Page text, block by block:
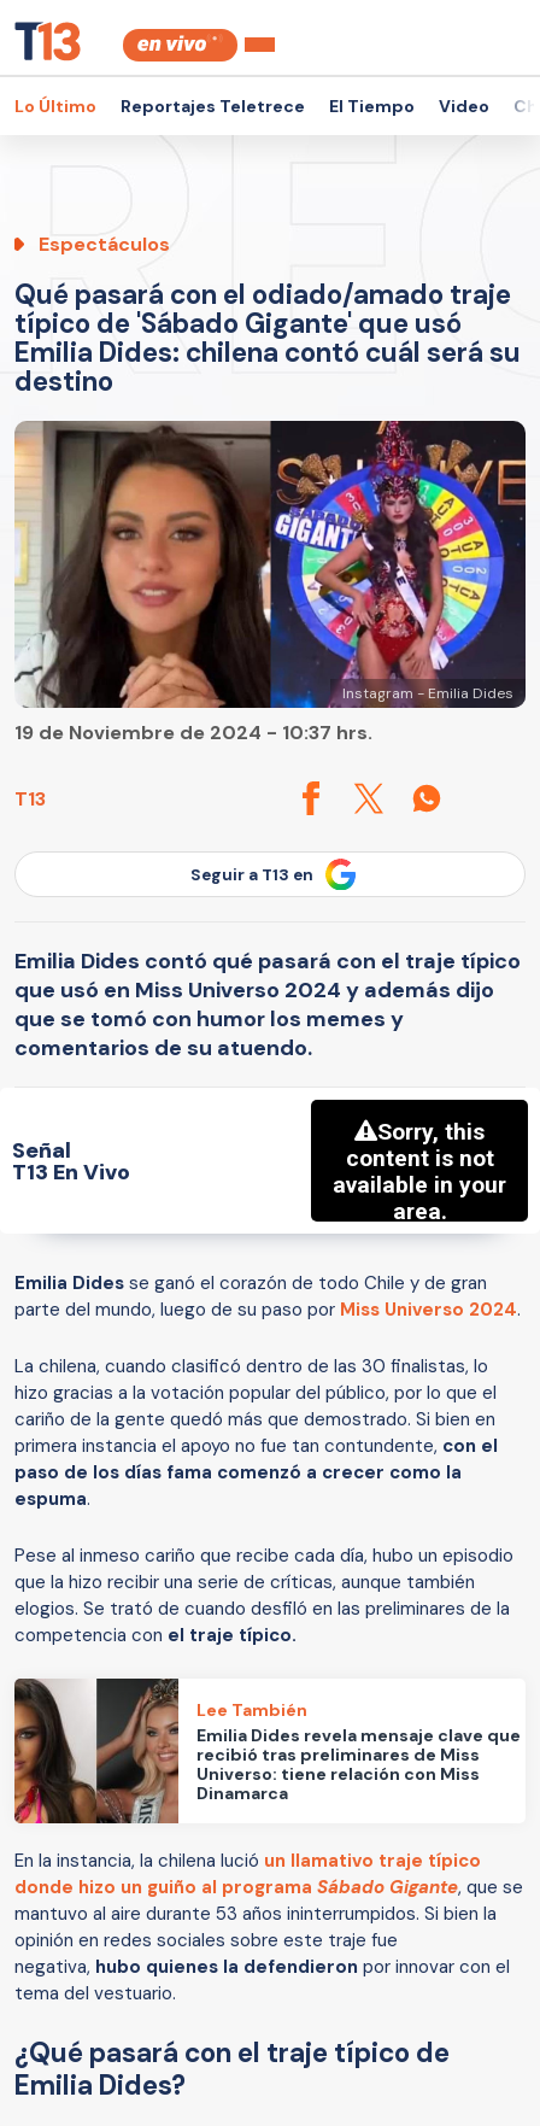
Lo Último Reportajes Teletrece El Tiempo Video
Espectáculos
Qué pasará con el odiado/amado traje
típico de 'Sábado Gigante' que usó
Emilia Dides: chilena contó cuál será su
destino
Instagram - Emilia Dides
T13
19 de Noviembre de 2024 - 10:37 hrs.
Seguir a T13 en
Emilia Dides contó qué pasará con el traje típico
que usó en Miss Universo 2024 y además dijo
que se tomó con humor los memes y
comentarios de su atuendo.
Señal
T13 En Vivo
Emilia Dides se ganó el corazón de todo Chile y de gran
parte del mundo, luego de su paso por Miss Universo 2024.
La chilena, cuando clasificó dentro de las 30 finalistas, lo
hizo gracias a la votación popular del público, por lo que el
cariño de la gente quedó más que demostrado. Si bien en
primera instancia el apoyo no fue tan contundente, con el
paso de los días fama comenzó a crecer como la
espuma.
Pese al inmeso cariño que recibe cada día, hubo un episodio
que la hizo recibir una serie de críticas, aunque también
elogios. Se trató de cuando desfiló en las preliminares de la
competencia con el traje típico.
Lee También
Emilia Dides revela mensaje clave que
recibió tras preliminares de Miss
Universo: tiene relación con Miss
Dinamarca
En la instancia, la chilena lució un llamativo traje típico
donde hizo un guiño al programa Sábado Gigante, que se
mantuvo al aire durante 53 años ininterrumpidos. Si bien la
opinión en redes sociales sobre este traje fue
negativa, hubo quienes la defendieron por innovar con el
tema del vestuario.
¿Qué pasará con el traje típico de
Emilia Dides?